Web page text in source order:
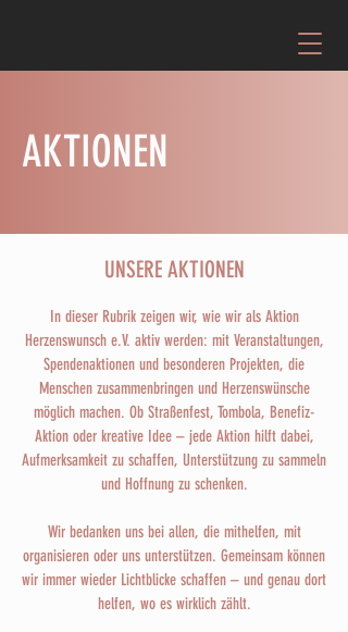
AKTIONEN
UNSERE AKTIONEN
In dieser Rubrik zeigen wir, wie wir als Aktion
Herzenswunsch e.V. aktiv werden: mit Veranstaltungen,
Spendenaktionen und besonderen Projekten, die
Menschen zusammenbringen und Herzenswünsche
möglich machen. Ob Straßenfest, Tombola, Benefiz-
Aktion oder kreative Idee – jede Aktion hilft dabei,
Aufmerksamkeit zu schaffen, Unterstützung zu sammeln
und Hoffnung zu schenken.
Wir bedanken uns bei allen, die mithelfen, mit
organisieren oder uns unterstützen. Gemeinsam können
wir immer wieder Lichtblicke schaffen – und genau dort
helfen, wo es wirklich zählt.